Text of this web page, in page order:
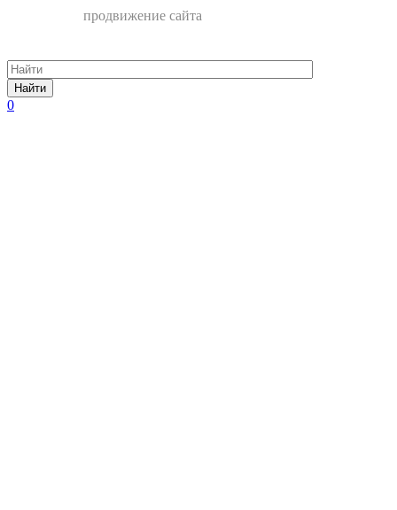
продвижение сайта
Найти
0